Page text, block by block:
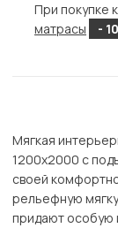
При покупке
матрасы
-
Мягкая
1200х2000 с
своей
рельефную
придают особую